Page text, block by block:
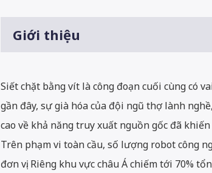
Giới thiệu
Siết chặt bằng vít là công đoạn cuối cùng có
gần đây, sự già hóa của đội ngũ thợ lành
cao về khả năng truy xuất nguồn gốc đã
Trên phạm vi toàn cầu, số lượng robot công
đơn vị. Riêng khu vực châu Á chiếm tới 70%